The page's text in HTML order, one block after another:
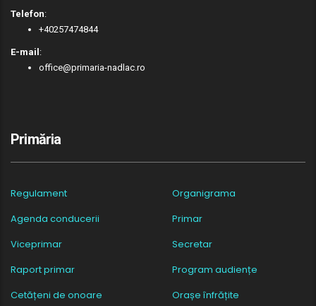
Telefon:
+40257474844
E-mail:
office@primaria-nadlac.ro
Primăria
Regulament
Organigrama
Agenda conducerii
Primar
Viceprimar
Secretar
Raport primar
Program audiențe
Cetățeni de onoare
Orașe înfrățite